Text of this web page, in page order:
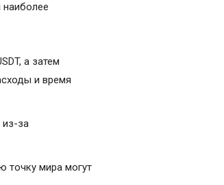
а затем
и время
из-за
точку мира могут